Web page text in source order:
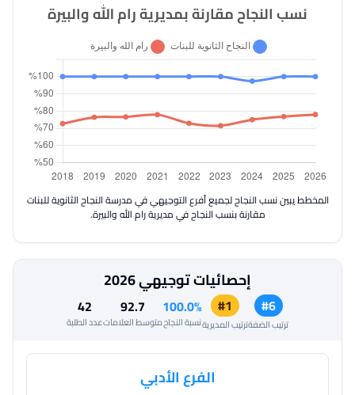
نسب النجاح مقارنة بمديرية رام الله والبيرة
المخطط يبين نسب النجاح لجميع أفرع التوجيهي في مدرسة النجاح الثانوية للبنات
مقارنة بنسب النجاح في مديرية رام الله والبيرة.
إحصائيات توجيهي 2026
#6
ترتيب الضفة
#1
ترتيب المديرية
100.0%
نسبة النجاح
92.7
متوسط العلامات
42
عدد الطلبة
الفرع الأدبي